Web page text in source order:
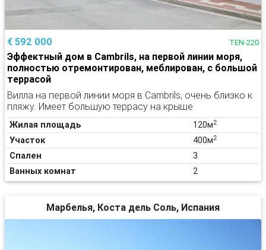
€ 592 000 TEN-220
Эффектный дом в Cambrils, на первой линии моря,
полностью отремонтирован, меблирован, с большой
террасой
Вилла на первой линии моря в Cambrils, очень близко к
пляжу. Имеет большую террасу на крыше
Жилая площадь 120м2
Участок 400м2
Спален
3
Ванных комнат
2
Марбелья, Коста дель Соль, Испания